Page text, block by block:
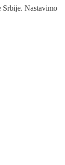
Srbije. Nastavimo